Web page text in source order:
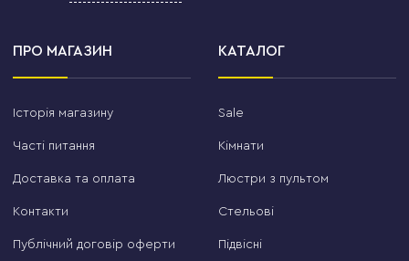
ПРО МАГАЗИН
Історія магазину
Часті питання
Доставка та оплата
Контакти
Публічний договір оферти
КАТАЛОГ
Sale
Кімнати
Люстри з пультом
Стельові
Підвісні